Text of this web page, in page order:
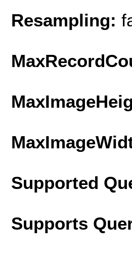
Resampling:
Supported
Supports